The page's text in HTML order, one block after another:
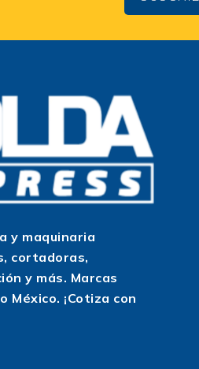
y maquinaria
cortadoras,
y más. Marcas
México. ¡Cotiza con